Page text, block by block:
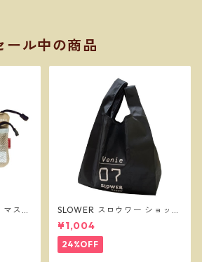
ール中の商品
スク
SLOWER スロウワー ショッパ
ーバッグ ビーニー L ブラック
SLW255
¥1,004
24%OFF